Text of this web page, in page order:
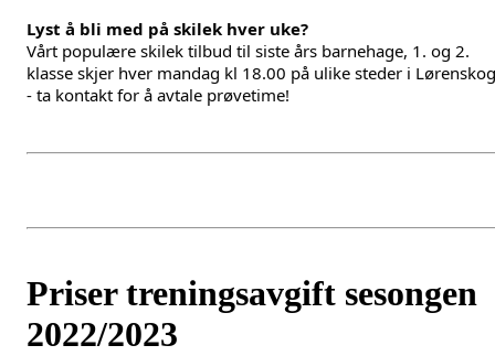
Lyst å bli med på skilek hver uke?
Vårt populære skilek tilbud til siste års barnehage, 1. og 2.
klasse skjer hver mandag kl 18.00 på ulike steder i Lørenskog
- ta kontakt for å avtale prøvetime!
Priser treningsavgift sesongen
2022/2023